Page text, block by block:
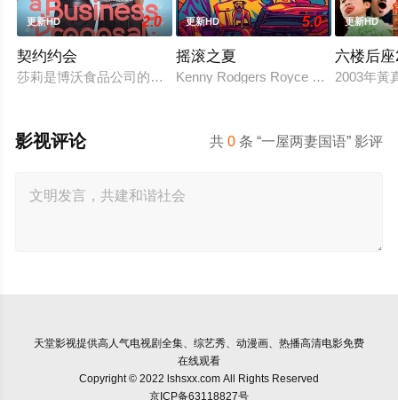
更新HD 2.0
契约约会
莎莉是博沃食品公司的食品分析师，如今陷入财务困境，她答
更新HD 5.0
摇滚之夏
Kenny Rodgers Royce honors his
更新HD
六楼后
2003年黃
共0 条 “一屋两妻国语” 影评
影视评论
天堂影视提供高人气电视剧全集、综艺秀、动漫画、热播高清电影免费
在线观看
Copyright © 2022 lshsxx.com All Rights Reserved
京ICP备63118827号